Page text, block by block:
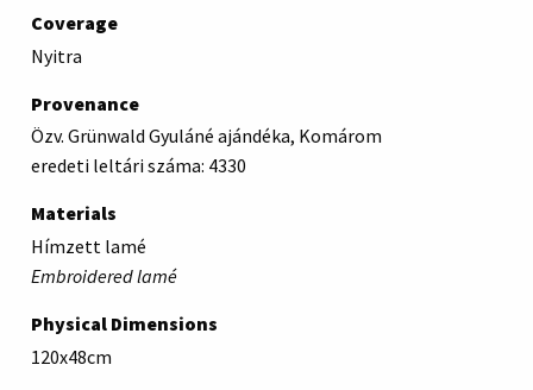
Coverage
Nyitra
Provenance
Özv. Grünwald Gyuláné ajándéka, Komárom
eredeti leltári száma: 4330
Materials
Hímzett lamé
Embroidered lamé
Physical Dimensions
120x48cm